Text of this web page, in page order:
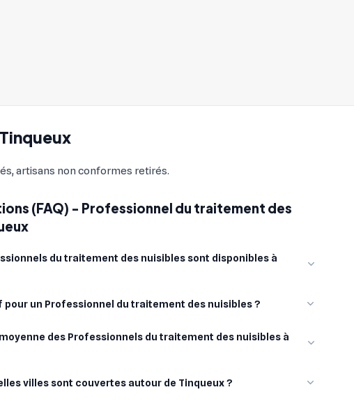
artisans non conformes retirés.
(FAQ) - Professionnel du traitement des
du traitement des nuisibles sont disponibles à
pour un Professionnel du traitement des nuisibles ?
des Professionnels du traitement des nuisibles à
villes sont couvertes autour de Tinqueux ?